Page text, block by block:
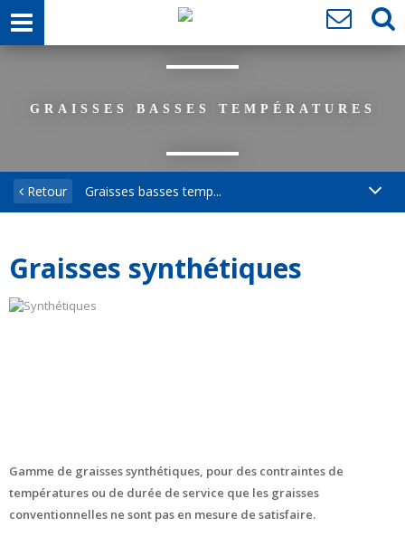
GRAISSES BASSES TEMPÉRATURES
Retour Graisses basses temp...
Graisses synthétiques
Gamme de graisses synthétiques, pour des contraintes de
températures ou de durée de service que les graisses
conventionnelles ne sont pas en mesure de satisfaire.